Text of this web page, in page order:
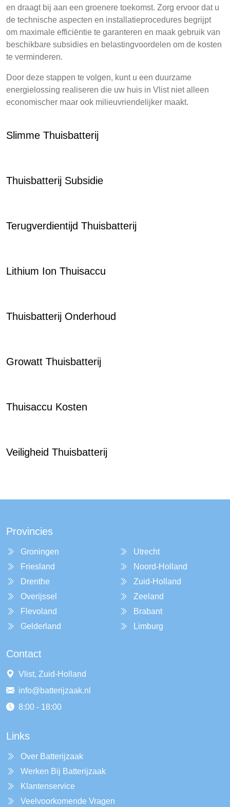
en draagt bij aan een groenere toekomst. Zorg ervoor dat u
de technische aspecten en installatieprocedures begrijpt
om maximale efficiëntie te garanteren en maak gebruik van
beschikbare subsidies en belastingvoordelen om de kosten
te verminderen.
Door deze stappen te volgen, kunt u een duurzame
energielossing realiseren die uw huis in Vlist niet alleen
economischer maar ook milieuvriendelijker maakt.
Slimme Thuisbatterij
Thuisbatterij Subsidie
Terugverdientijd Thuisbatterij
Lithium Ion Thuisaccu
Thuisbatterij Onderhoud
Growatt Thuisbatterij
Thuisaccu Kosten
Veiligheid Thuisbatterij
Provincies
Groningen
Friesland
Drenthe
Overijssel
Flevoland
Gelderland
Utrecht
Noord-Holland
Zuid-Holland
Zeeland
Brabant
Limburg
Contact
Vlist, Zuid-Holland
info@batterijzaak.nl
8:00 - 18:00
Links
Over Batterijzaak
Werken Bij Batterijzaak
Klantenservice
Veelvoorkomende Vragen